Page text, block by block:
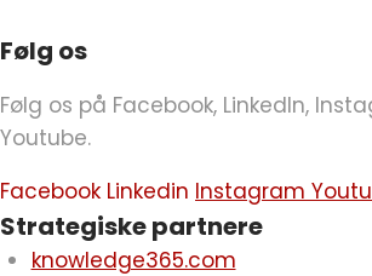
Følg os
Følg os på Facebook, LinkedIn,
Youtube.
Facebook Linkedin Instagram
Strategiske partnere
knowledge365.com